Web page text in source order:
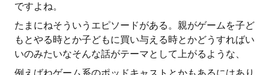
ですよね。
たまにねそういうエピソードがある。親がゲームを子ど
もとやる時とか子どもに買い与える時とかどうすればい
いのみたいなそんな話がテーマとして上がるような、